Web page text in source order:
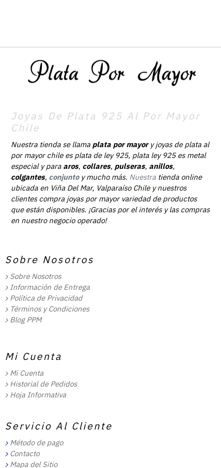
Joyas De Plata 925 Al Por Mayor
Chile
Nuestra tienda se llama plata por mayory joyas de plata al
por mayor chile es plata de ley 925, plata ley 925 es metal
especial y para aros, collares, pulseras, anillos,
colgantes, conjunto y mucho más. Nuestra tienda online
ubicada en Viña Del Mar, Valparaíso Chile y nuestros
clientes compra joyas por mayor variedad de productos
que están disponibles. ¡Gracias por el interés y las compras
en nuestro negocio operado!
Sobre Nosotros
Sobre Nosotros
Información de Entrega
Política de Privacidad
Términos y Condiciones
Blog PPM
Mi Cuenta
Mi Cuenta
Historial de Pedidos
Hoja Informativa
Servicio Al Cliente
Método de pago
Contacto
Mapa del Sitio